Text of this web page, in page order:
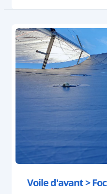
Voile d'avant > Foc